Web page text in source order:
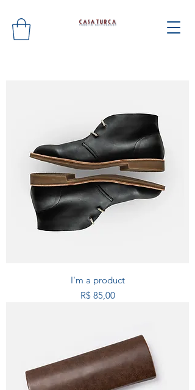
I'm a product
Preço
R$ 85,00